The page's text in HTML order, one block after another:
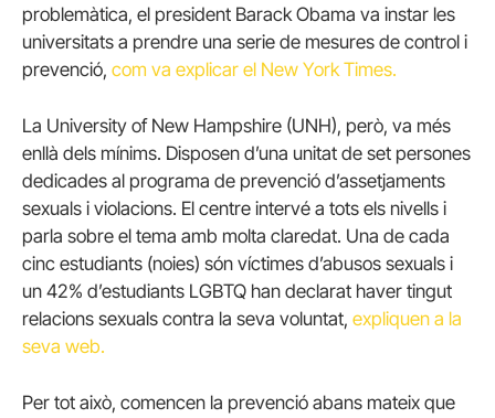
problemàtica, el president Barack Obama va instar les
universitats a prendre una serie de mesures de control i
prevenció, com va explicar el New York Times.
La University of New Hampshire (UNH), però, va més
enllà dels mínims. Disposen d’una unitat de set persones
dedicades al programa de prevenció d’assetjaments
sexuals i violacions. El centre intervé a tots els nivells i
parla sobre el tema amb molta claredat. Una de cada
cinc estudiants (noies) són víctimes d’abusos sexuals i
un 42% d’estudiants LGBTQ han declarat haver tingut
relacions sexuals contra la seva voluntat, expliquen a la
seva web.
Per tot això, comencen la prevenció abans mateix que